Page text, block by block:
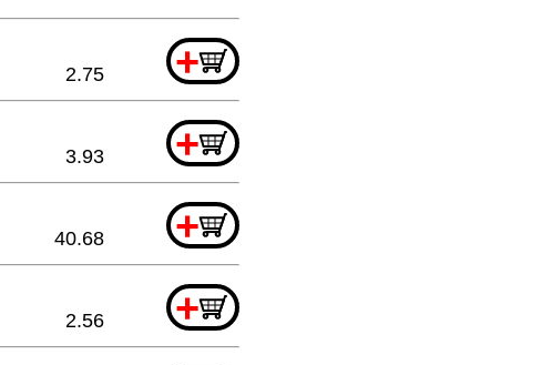
+
2.75
+
3.93
+
40.68
+
2.56